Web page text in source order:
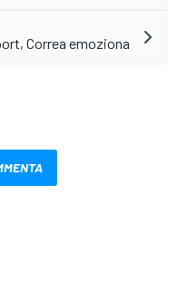
Correa emoziona